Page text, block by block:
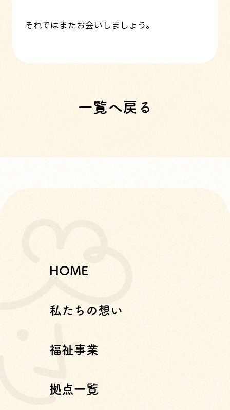
それではまたお会いしましょう。
一覧へ戻る
HOME
私たちの想い
福祉事業
拠点一覧